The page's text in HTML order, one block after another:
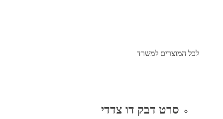
לכל המוצרים למשרד
סרט דבק דו צדדי